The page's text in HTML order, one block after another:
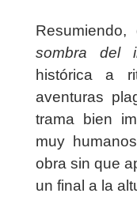
sombra del
histórica a
aventuras
trama bien
muy
obra sin que
un final a la